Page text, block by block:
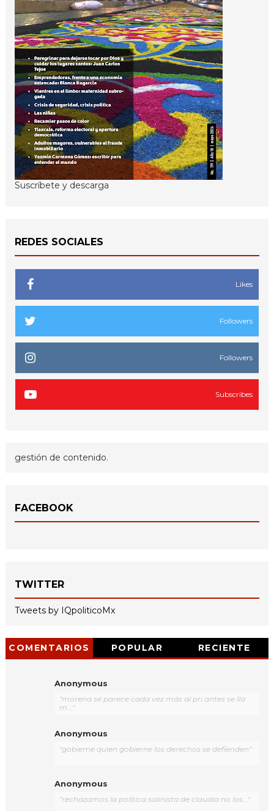
Suscríbete y descarga
REDES SOCIALES
Likes
Followers
Followers
Subscribes
gestión de contenido.
FACEBOOK
TWITTER
Tweets by IQpoliticoMx
COMENTARIOS POPULAR RECIENTE
Anonymous
"morena se parece cada vez más al pri antes se lla
m..."
Anonymous
"gobierne quien gobierne los derechos se defienden"
Anonymous
"rechazamos la política salinista de claudia no los..."